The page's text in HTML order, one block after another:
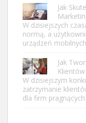
Jak
W dzisiejszych
normą, a
urządzeń
Jak
Klientów
W dzisiejszym
zatrzymanie
dla firm